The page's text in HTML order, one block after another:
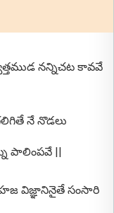
నన్నిచట కావవే
నే నొడలు
పాలింపవే ||
విజ్ఞానినైతే సంసారి